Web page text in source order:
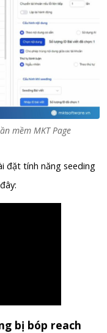
mềm MKT Page
đặt tính năng seeding
bị bóp reach